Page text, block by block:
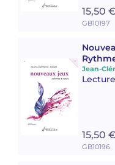
15,50 €
GB10197
Jean-
15,50 €
GB10196